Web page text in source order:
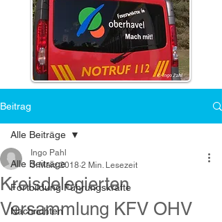
Beitrag
Alle Beiträge
Fortbildung Führungskräfte
Nachrichten
Alle Beiträge
Kreisdelegierten
Versammlung KFV OHV
Ingo Pahl
3. März 2018 2 Min. Lesezeit